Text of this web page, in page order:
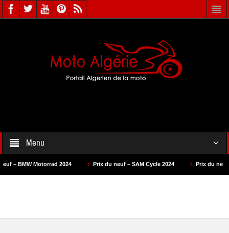
Menu
2024 Prix du neuf – SAM Cycle 2024 Prix du neuf – AS Motors